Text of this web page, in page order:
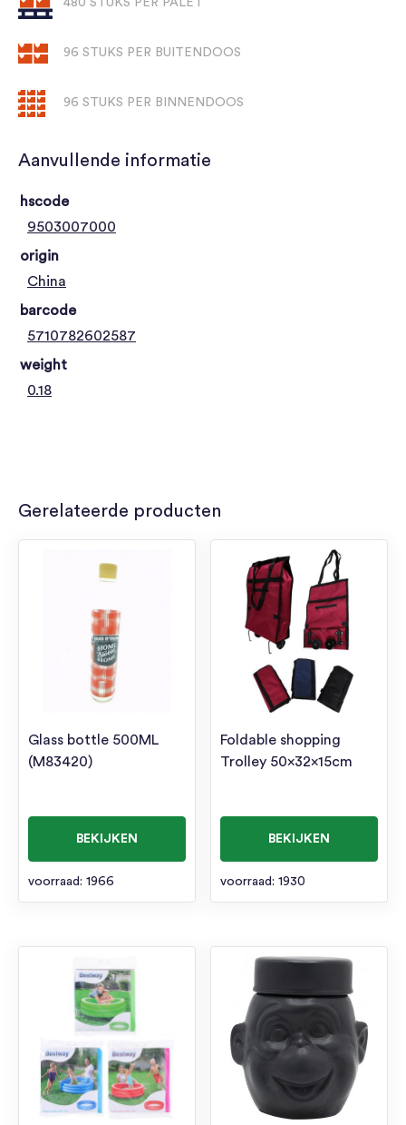
96 STUKS PER BUITENDOOS
96 STUKS PER BINNENDOOS
Aanvullende informatie
hscode
9503007000
origin
China
barcode
5710782602587
weight
0.18
Gerelateerde producten
Glass bottle 500ML
(M83420)
BEKIJKEN
voorraad: 1966
Foldable shopping
Trolley 50x32x15cm
BEKIJKEN
voorraad: 1930